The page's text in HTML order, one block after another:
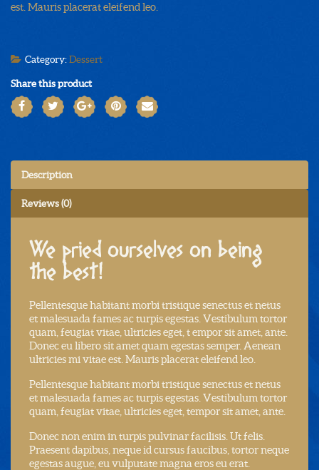
est. Mauris placerat eleifend leo.
Category:Dessert
Share this product
Description
Reviews (0)
We pried ourselves on being
the best!
Pellentesque habitant morbi tristique senectus et netus
et malesuada fames ac turpis egestas. Vestibulum tortor
quam, feugiat vitae, ultricies eget, t empor sit amet, ante.
Donec eu libero sit amet quam egestas semper. Aenean
ultricies mi vitae est. Mauris placerat eleifend leo.
Pellentesque habitant morbi tristique senectus et netus
et malesuada fames ac turpis egestas. Vestibulum tortor
quam, feugiat vitae, ultricies eget, tempor sit amet, ante.
Donec non enim in turpis pulvinar facilisis. Ut felis.
Praesent dapibus, neque id cursus faucibus, tortor neque
egestas augue, eu vulputate magna eros eu erat.